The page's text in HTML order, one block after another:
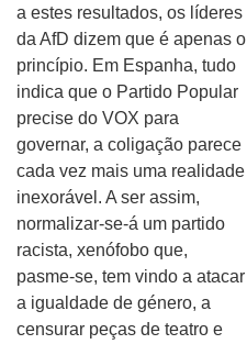
a estes resultados, os líderes
da AfD dizem que é apenas o
princípio. Em Espanha, tudo
indica que o Partido Popular
precise do VOX para
governar, a coligação parece
cada vez mais uma realidade
inexorável. A ser assim,
normalizar-se-á um partido
racista, xenófobo que,
pasme-se, tem vindo a atacar
a igualdade de género, a
censurar peças de teatro e